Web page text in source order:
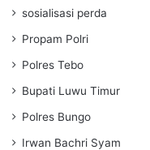
sosialisasi perda
Propam Polri
Polres Tebo
Bupati Luwu Timur
Polres Bungo
Irwan Bachri Syam